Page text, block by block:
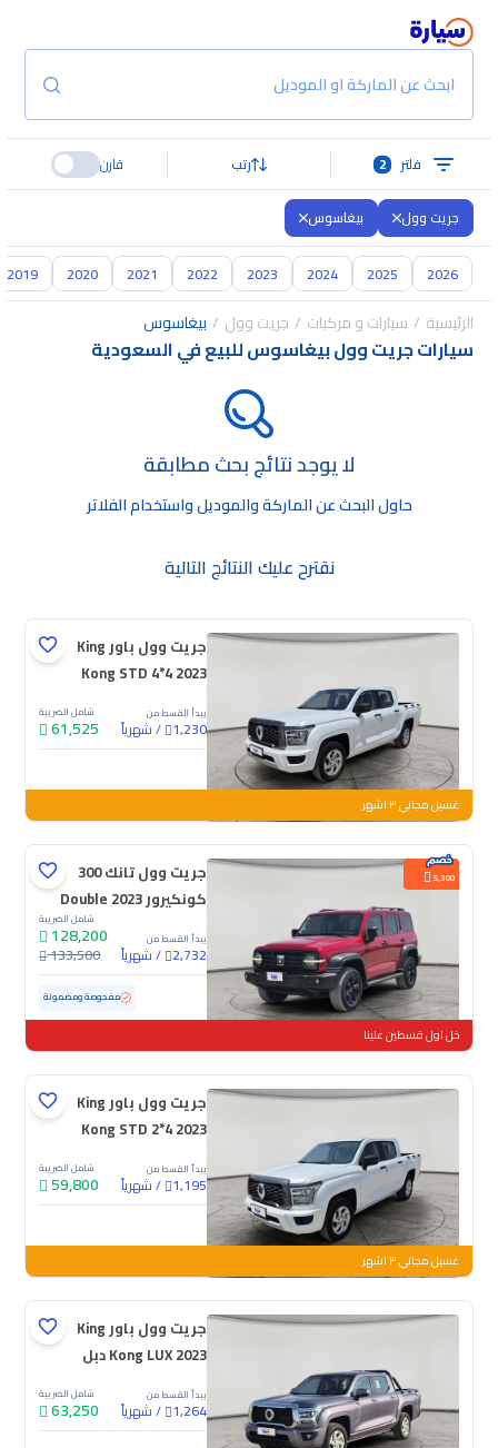
ابحث عن الماركة او الموديل
فلتر 2 رتب قارن
جريت وول بيغاسوس
2026
2025
2024
2023
2022
2021
2020
2019
الرئيسية سيارات و مركبات جريت وول بيغاسوس
سيارات جريت وول بيغاسوس للبيع في السعودية
لا يوجد نتائج بحث مطابقة
حاول البحث عن الماركة والموديل واستخدام الفلاتر
نقترح عليك النتائج التالية
جريت وول باور King
Kong STD 4*4 2023
يبدأ القسط من
1,230
/شهرياً
شامل الضريبة
61,525
جديدة
غسيل مجاني ٣ اشهر
5,300
جريت وول تانك 300
كونكيرور 2023 Double
يبدأ القسط من
2,732
/شهرياً
شامل الضريبة
128,200
133,500
مستعملة 47,262 كم ممشى قليل مفحوصة ومضمونة
خل اول قسطين علينا
جريت وول باور King
Kong STD 2*4 2023
يبدأ القسط من
1,195
/شهرياً
شامل الضريبة
59,800
جديدة
غسيل مجاني ٣ اشهر
جريت وول باور King
Kong LUX 2023 دبل
يبدأ القسط من
1,264
/شهرياً
شامل الضريبة
63,250